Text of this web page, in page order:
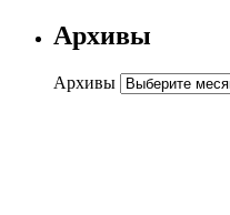
Архивы
Архивы